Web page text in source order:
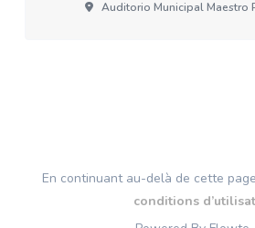
Auditorio Municipal Maestro
En continuant au-delà de cette
conditions